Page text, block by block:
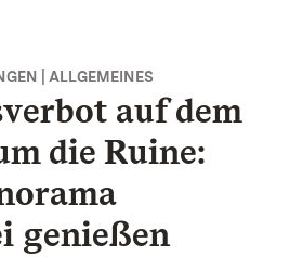
| ALLGEMEINES
auf dem
die Ruine:
genießen